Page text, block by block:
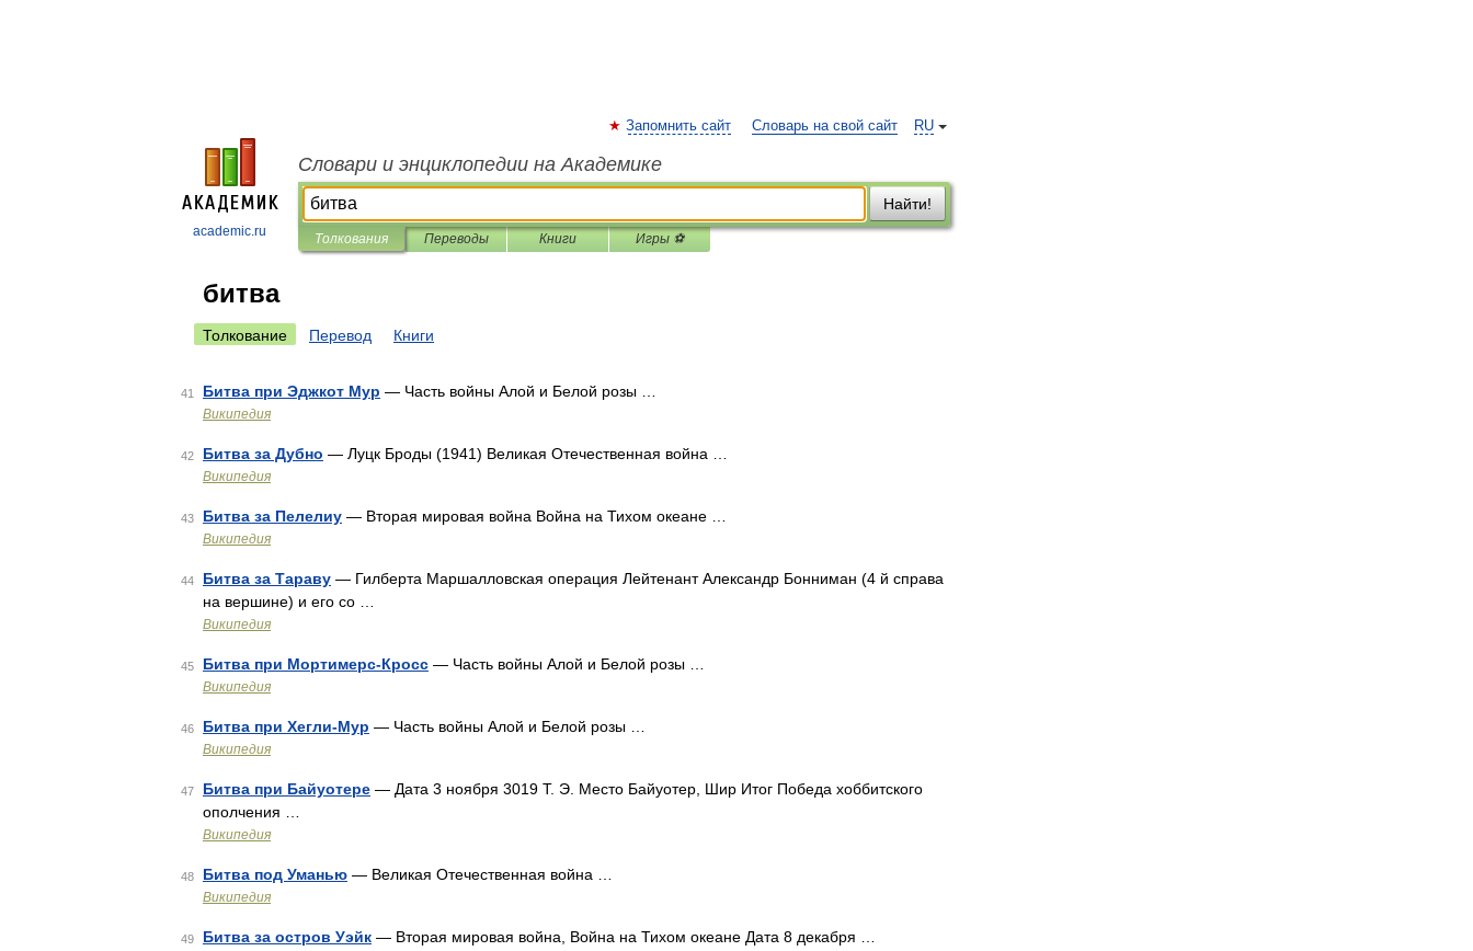
academic.ru
RU
Запомнить сайт Словарь на свой сайт
Словари и энциклопедии на Академике
Найти!
Толкования Переводы Книги Игры ⚽
битва
Толкование Перевод Книги
41 Битва при Эджкот Мур — Часть войны Алой и Белой розы …
Википедия
42 Битва за Дубно — Луцк Броды (1941) Великая Отечественная война …
Википедия
43 Битва за Пелелиу — Вторая мировая война Война на Тихом океане …
Википедия
44 Битва за Тараву — Гилберта Маршалловская операция Лейтенант Александр Бонниман (4 й справа
на вершине) и его со …
Википедия
45 Битва при Мортимерс-Кросс — Часть войны Алой и Белой розы …
Википедия
46 Битва при Хегли-Мур — Часть войны Алой и Белой розы …
Википедия
47 Битва при Байуотере — Дата 3 ноября 3019 Т. Э. Место Байуотер, Шир Итог Победа хоббитского
ополчения …
Википедия
48 Битва под Уманью — Великая Отечественная война …
Википедия
49 Битва за остров Уэйк — Вторая мировая война, Война на Тихом океане Дата 8 декабря …